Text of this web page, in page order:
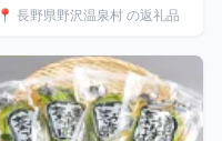
附額 10000 10000円 1万円
📍 長野県野沢温泉村 の返礼品